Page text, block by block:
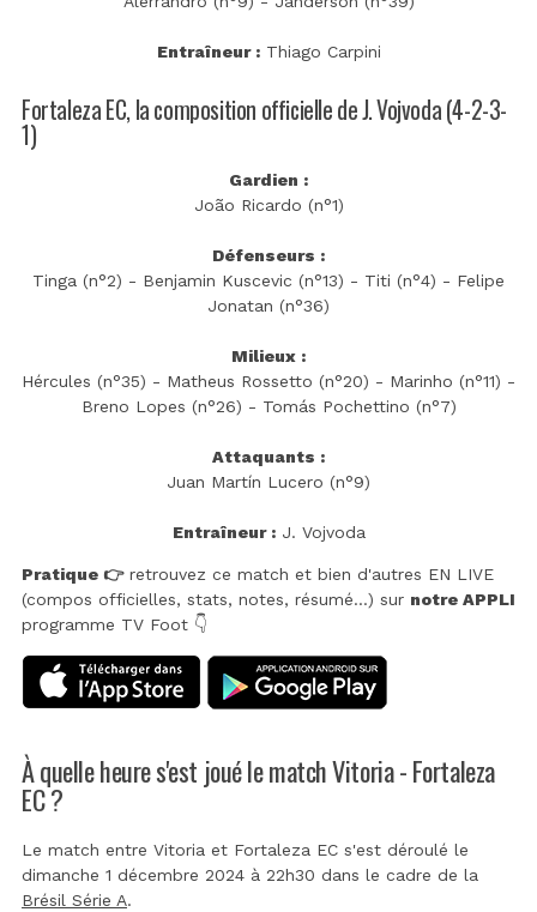
Entraîneur :Thiago Carpini
Fortaleza EC, la composition officielle de J. Vojvoda (4-2-3-
1)
Gardien :
João Ricardo (n°1)
Défenseurs :
Tinga (n°2) - Benjamin Kuscevic (n°13) - Titi (n°4) - Felipe
Jonatan (n°36)
Milieux :
Hércules (n°35) - Matheus Rossetto (n°20) - Marinho (n°11) -
Breno Lopes (n°26) - Tomás Pochettino (n°7)
Attaquants :
Juan Martín Lucero (n°9)
Entraîneur :J. Vojvoda
Pratique 👉retrouvez ce match et bien d'autres EN LIVE
(compos officielles, stats, notes, résumé...) sur notre APPLI
programme TV Foot 👇
À quelle heure s'est joué le match Vitoria - Fortaleza
EC ?
Le match entre Vitoria et Fortaleza EC s'est déroulé le
dimanche 1 décembre 2024 à 22h30 dans le cadre de la
Brésil Série A.